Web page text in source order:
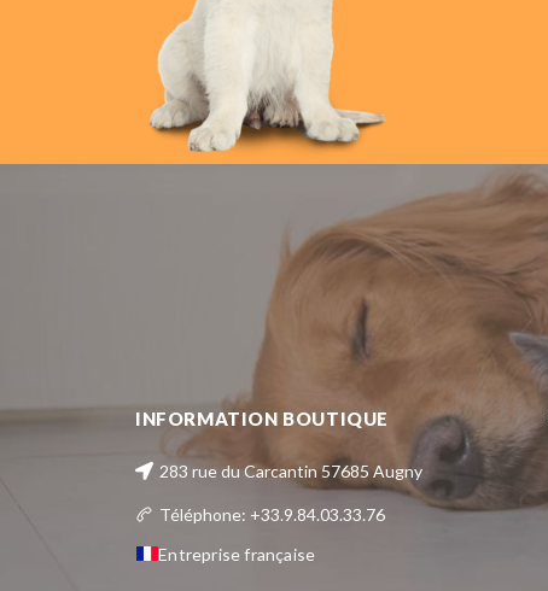
INFORMATION BOUTIQUE
283 rue du Carcantin 57685 Augny
Téléphone: +33.9.84.03.33.76
Entreprise française